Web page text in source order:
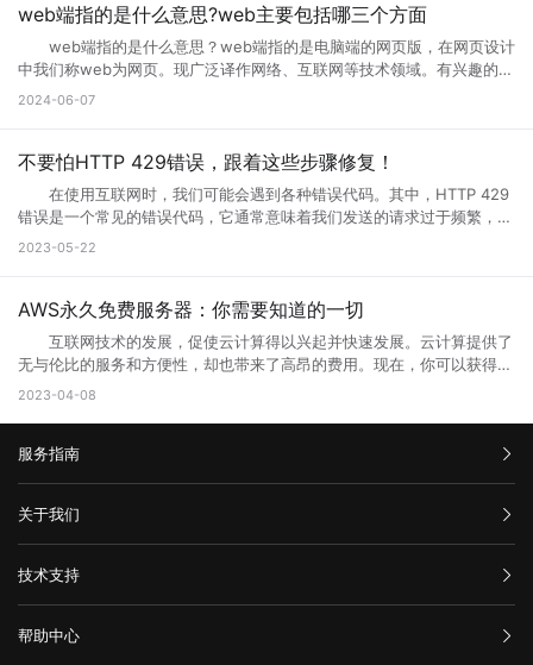
性，在常规页面里，点击删除文件这个按钮，选择全部删除，并且点击删
分代码没有完全下载就提示浏览器完毕，导致错误。 你可以多刷新，或
者换一个网速比较好的时候访问(前提是这个网站是个大网站，不会出现
问题2) 6.qq空间目前在升级5.0版本，会出现一点小问题..请不用担
网站问题，也有可能只是网站正在升级，升级也是为了更好的保证用户访
问以及使用体验。当然也是为了安全性能，服务器软件功能会随着版本的
更新而提升。当现有的网站功能不能满足访问需求的时候也会及时升级提
游服务器返回的响应无效或不完整 当请求通过代理服务器到达上游服
务器时，服务器有时会出现响应故障。这可能是因为服务器正在忙于处理
请求，或者因为出现其他问题造成了响应不完整。如果代理服务器无法从
未正确配置，则会导致出现502错误。如果代理服务器或网关未得到正确
配置，将无法正常地从上游服务器获取响应。 3、网络连接问题
果您的互联网连接出现问题或受到网络中断的干扰，则可能导致您的请求
无法成功连接到代理服务器或网关，这会导致错误代码502的出现。
三、如何解决错误代码502 1、刷新页面 首先尝试刷新网页。因
您的网络连接是否正常。您可以尝试与其他网站进行通信，以确定问题是
否出现在本地网络连接中。如果您的其他网站可以工作，但一个特定的网
站不起作用，那么很可能是这个网站出现了502错误。 3、清除浏览
使用其他网络连接 尝试切换到其他网络连接，例如在使用Wi-Fi时尝
试使用移动数据。通过使用其他网络连接，您可以确定是否存在网络连接
需要联系网站管理员寻求帮助。他们可以告诉您更多关于错误代码502的
信息，并提供解决方法。 在互联网时代，我们经常会遇到502错误代
码。这意味着请求未能正确连接到上游服务器，通常是由代理服务器、网
关或网络连接问题引起的。为了解决这个问题，我们可以尝试刷新网页、
检查网络连接、清除浏览器缓存、暂时使用其他网络连接或联系网站管理
员。希望本文能帮助您了解并解决错误代码502问题。
小编一起来详细了解下吧! 网页升级访问是什么意思? 所谓的网页
问等操作，一般来说互联网的网页使用过程中会出现各种问题的，网页建
设者们会通过升级访问提升网页的流畅度，让大家后续访问过程中更加顺
畅。 网页升级访问升级原因 1、 每个网站的站长都是希望把自己
的网站做大做强的，当网站的流量高了以后网站的后台服务器可能无法接
问网站。 2、 网站营运一段时间后，由于网络技术的发展以及网络服
务器环境的改变，原网页可能出现兼容性、功能与用户体验上的缺陷，为
了更长远的发展就需要升级访问页面了。 3、 现在的网络发展很快，
对于网站优化：网站进行META标记优化,W3C标准优化,搜索引擎优化等
合理优化操作，使网站在页面的布局、结构与内容方面都对用户与搜索引
站的安全与维护：页面安全方面的升级能有效的防止黑客入侵，造成网站
破坏，数据损坏，商业机密泄露，客户资料丢失等损失;页面升级对于内
容更新调整，网页X信息清理，网络速度提升等网站维护操作;定期检查企
数据被误删或遭病毒感染、黑客破坏后，通过技术手段尽力抢救，争取恢
复。 以上就是关于页面升级访问的原因以及解决方法全部内容，其实
很多网站都是需要升级优化的，为了的就是可以满足各种用户的需求，也
务器无法接纳新用户访问的时候，更需要及时进行页面访问升级，希望本
web端指的是什么意思?web主要包括哪三个方面
web端指的是什么意思？web端指的是电脑端的网页版，在网页设计
中我们称web为网页。现广泛译作网络、互联网等技术领域。有兴趣的小
伙伴赶紧跟着小编一起学习下。 web端指的是什么意思？ “Web
各种类型的应用程序或服务，包括网页应用、在线商店、社交媒体平台、
Google Chrome、Mozilla Firefox、Microsoft Edge等）在用户的计算
机或移动设备上运行。Web端的优势之一是它的跨平台性，因为用户只需
要一个支持Web浏览器的设备即可访问和使用。 这意味着无论是在桌
面电脑、笔记本电脑、平板电脑还是智能手机上，只需打开浏览器并输入
本地应用程序，Web端的应用程序不需要在用户设备上安装，而是通过互
联网直接提供服务。这使得Web端应用程序的更新和维护更加方便，用户
可以享受到实时的功能更新和改进。 web主要包括哪三个方面？
构：指的是网页的骨架，即HTML代码，它定义了网页的基本结构和内
即CSS（级联样式表）的使用。CSS用于控制网页的布局、颜色、字体等
视觉效果，使网页看起来更加美观和吸引人。 行为：指的是网页与用
户交互的方式，即JavaScript的使用。JavaScript是一种脚本语言，它允
许网页对用户的操作做出响应，如点击按钮、滚动页面等，从而提供更加
丰富的交互体验。 这三个方面相互依赖，共同决定了Web的外观、功
能和用户体验。 web端指的是什么意思？看完文章就能清楚知道了，
2024-06-07
不要怕HTTP 429错误，跟着这些步骤修复！
在使用互联网时，我们可能会遇到各种错误代码。其中，HTTP 429
错误是一个常见的错误代码，它通常意味着我们发送的请求过于频繁，服
务器无法响应。那么你知道什么是HTTP 429错误?HTTP 429错误如何修
户端发送的请求次数过于频繁。这种错误通常发生在需要进行频繁请求的
返回一个状态码，用于表示请求的结果。HTTP 429错误对应的状态码是
429。当客户端发送的请求超过服务器限制时，服务器就会返回这个状态
码。 二、为什么会出现HTTP 429错误? HTTP 429错误通常是由
以下原因造成的： 1. 请求过于频繁：当客户端发送的请求过于频繁
时，服务器无法处理这么多请求，就会返回HTTP 429错误。 2. 服务
器限制：有些服务器为了防止恶意攻击，会设置一些限制，例如每秒钟只
允许发送一定数量的请求。如果客户端发送的请求超过了这个限制，服务
器就会返回HTTP 429错误。 3. 网络不稳定：如果网络不稳定，客户
取以下一些方法来修复： 1. 增加请求间隔时间：当客户端发送的请求
过于频繁时，可以增加请求间隔时间，减少请求的数量。 2. 减少请
量，以满足服务器的限制要求。 3. 检查API调用的频率：如果HTTP
2023-05-22
AWS永久免费服务器：你需要知道的一切
互联网技术的发展，促使云计算得以兴起并快速发展。云计算提供了
无与伦比的服务和方便性，却也带来了高昂的费用。现在，你可以获得一
些AWS永久免费服务器，使你能够在开发和测试新的应用程序时节省不少
Web Services)是亚马逊提供的一种基于云平台的服务。AWS永久免费计
计算服务。免费计划提供750个小时的EC2实例。 2. Amazon S3：
在AWS上创建和管理存储桶，对于不超过5GB的数据存储和处理是免费
的。 3. AWS Lambda：以事件驱动的方式在云中运行代码，免费计
计划提供每月25个WCU和25个RCU。 5. Amazon Glacier：用于非
2023-04-08
服务指南
汇款信息
购买流程
服务条款
关于我们
公司介绍
举报中心
隐私声明
技术支持
网站备案
帮助中心